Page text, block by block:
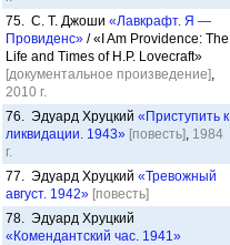
75. С. Т. Джоши «Лавкрафт. Я —
Провиденс» / «I Am Providence: The
Life and Times of H.P. Lovecraft»
[документальное произведение],
2010 г.
76. Эдуард Хруцкий «Приступить к
ликвидации. 1943» [повесть], 1984
г.
77. Эдуард Хруцкий «Тревожный
август. 1942» [повесть]
78. Эдуард Хруцкий
«Комендантский час. 1941»